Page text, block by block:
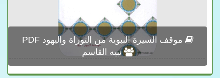
موقف السيرة النبوية من التوراة واليهود PDF
نبيه القاسم